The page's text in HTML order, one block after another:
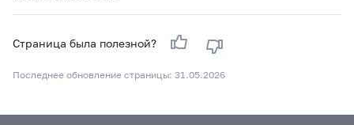
Страница была полезной?
Последнее обновление страницы: 31.05.2026